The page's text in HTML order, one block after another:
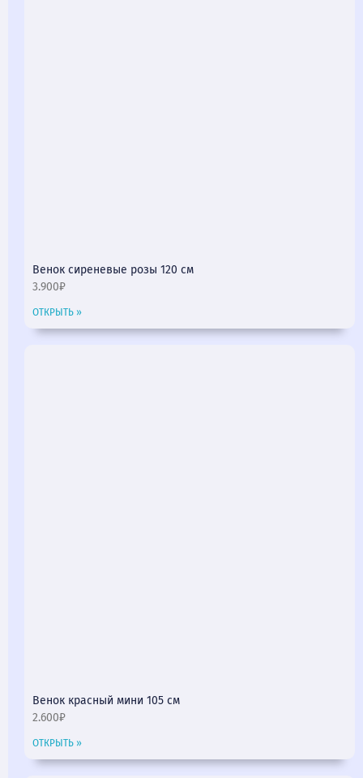
Венок сиреневые розы 120 см
3.900₽
ОТКРЫТЬ »
Венок красный мини 105 см
2.600₽
ОТКРЫТЬ »